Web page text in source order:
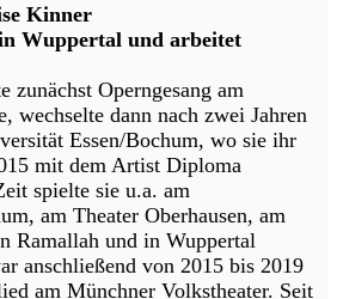
Kinner
Wuppertal und arbeitet
zunächst Operngesang am
wechselte dann nach zwei Jahren
Essen/Bochum, wo sie ihr
mit dem Artist Diploma
spielte sie u.a. am
am Theater Oberhausen, am
Ramallah und in Wuppertal
anschließend von 2015 bis 2019
am Münchner Volkstheater. Seit